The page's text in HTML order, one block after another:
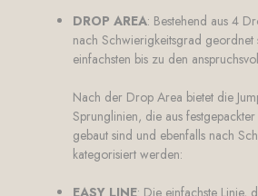
DROP AREA: Bestehend aus 4
nach Schwierigkeitsgrad geordnet
einfachsten bis zu den
Nach der Drop Area bietet die
Sprunglinien, die aus
gebaut sind und ebenfalls nach
kategorisiert werden:
EASY LINE: Die einfachste Linie,